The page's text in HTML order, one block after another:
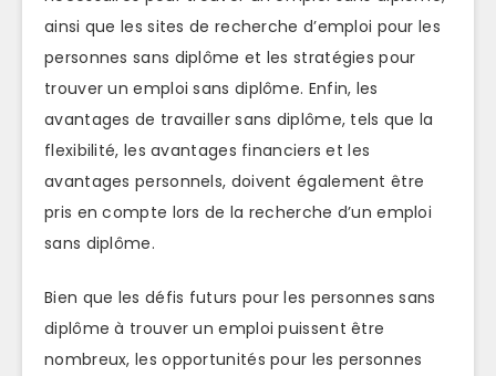
ainsi que les sites de recherche d’emploi pour les
personnes sans diplôme et les stratégies pour
trouver un emploi sans diplôme. Enfin, les
avantages de travailler sans diplôme, tels que la
flexibilité, les avantages financiers et les
avantages personnels, doivent également être
pris en compte lors de la recherche d’un emploi
sans diplôme.
Bien que les défis futurs pour les personnes sans
diplôme à trouver un emploi puissent être
nombreux, les opportunités pour les personnes